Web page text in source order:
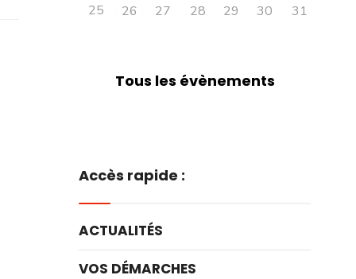
25
26 27 28 29 30 31
Tous les évènements
Accès rapide :
ACTUALITÉS
VOS DÉMARCHES